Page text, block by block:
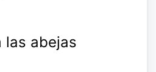
las abejas